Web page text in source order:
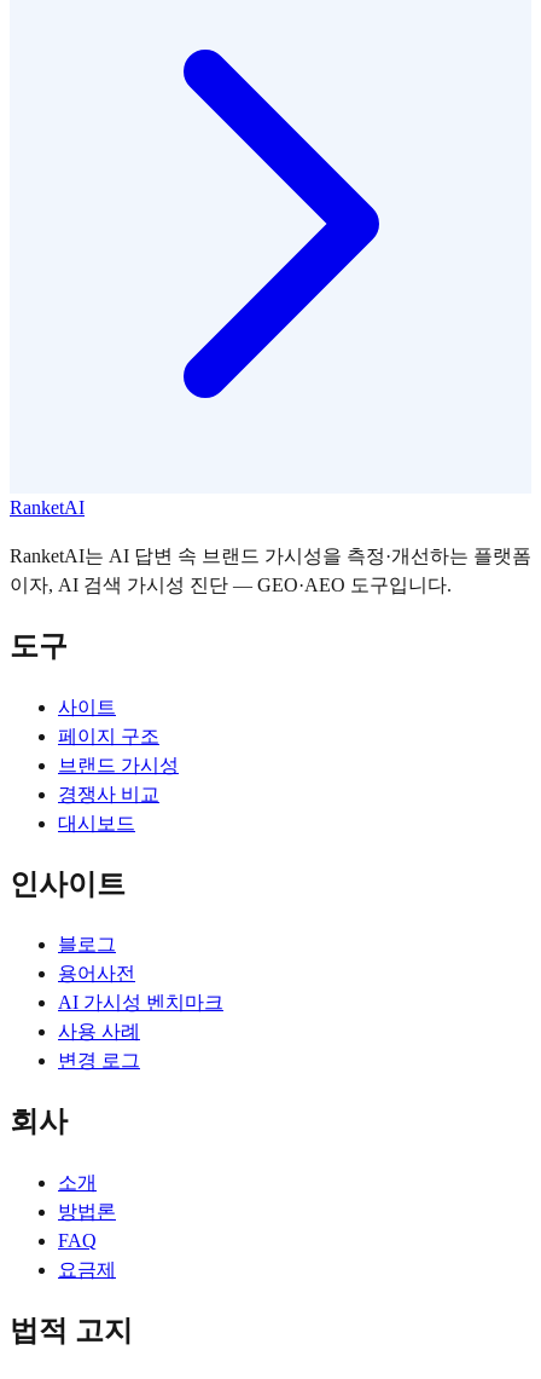
RanketAI
RanketAI는 AI 답변 속 브랜드 가시성을 측정·개선하는 플랫폼
이자, AI 검색 가시성 진단 — GEO·AEO 도구입니다.
도구
사이트
페이지 구조
브랜드 가시성
경쟁사 비교
대시보드
인사이트
블로그
용어사전
AI 가시성 벤치마크
사용 사례
변경 로그
회사
소개
방법론
FAQ
요금제
법적 고지